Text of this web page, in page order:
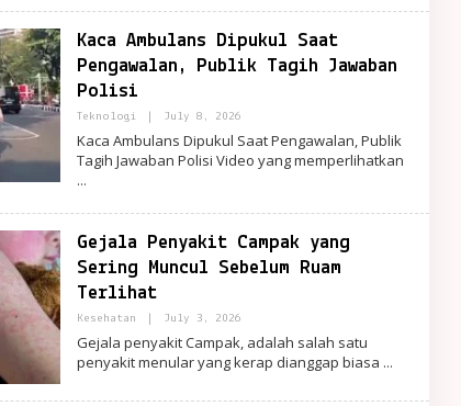
Kaca Ambulans Dipukul Saat
Pengawalan, Publik Tagih Jawaban
Polisi
Teknologi July 8, 2026By
Kaca Ambulans Dipukul Saat Pengawalan, Publik
Tagih Jawaban Polisi Video yang memperlihatkan
Gejala Penyakit Campak yang
Sering Muncul Sebelum Ruam
Terlihat
Kesehatan July 3, 2026By
Gejala penyakit Campak, adalah salah satu
penyakit menular yang kerap dianggap biasa